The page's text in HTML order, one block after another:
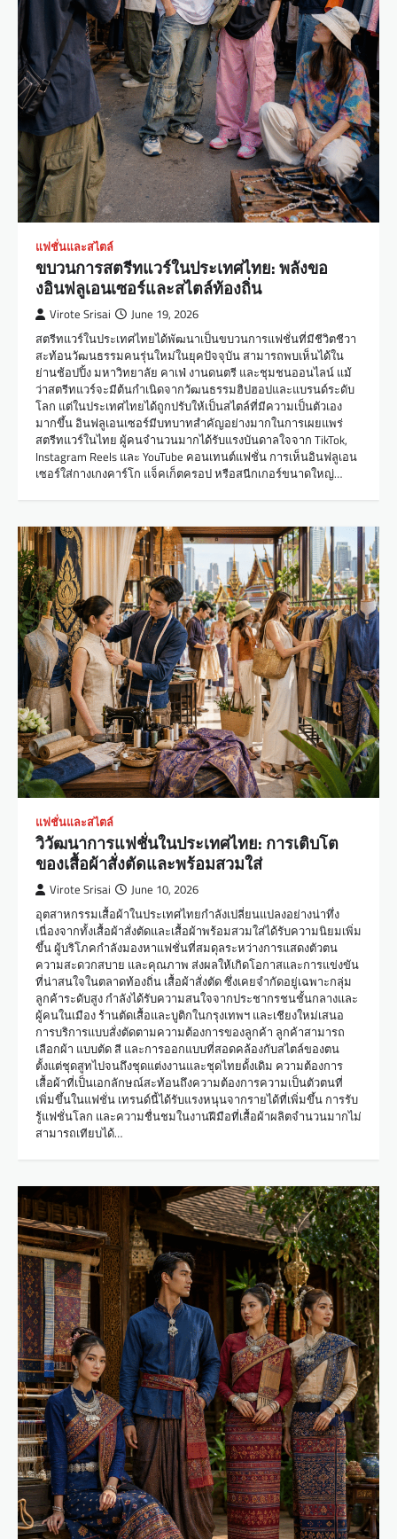
แฟชั่นและสไตล์
ขบวนการสตรีทแวร์ในประเทศไทย: พลังขอ
งอินฟลูเอนเซอร์และสไตล์ท้องถิ่น
Virote Srisai June 19, 2026
สตรีทแวร์ในประเทศไทยได้พัฒนาเป็นขบวนการแฟชั่นที่มีชีวิตชีวา
สะท้อนวัฒนธรรมคนรุ่นใหม่ในยุคปัจจุบัน สามารถพบเห็นได้ใน
ย่านช้อปปิ้ง มหาวิทยาลัย คาเฟ่ งานดนตรี และชุมชนออนไลน์ แม้
ว่าสตรีทแวร์จะมีต้นกำเนิดจากวัฒนธรรมฮิปฮอปและแบรนด์ระดับ
โลก แต่ในประเทศไทยได้ถูกปรับให้เป็นสไตล์ที่มีความเป็นตัวเอง
มากขึ้น อินฟลูเอนเซอร์มีบทบาทสำคัญอย่างมากในการเผยแพร่
สตรีทแวร์ในไทย ผู้คนจำนวนมากได้รับแรงบันดาลใจจาก TikTok,
Instagram Reels และ YouTube คอนเทนต์แฟชั่น การเห็นอินฟลูเอน
เซอร์ใส่กางเกงคาร์โก แจ็คเก็ตครอป หรือสนีกเกอร์ขนาดใหญ่…
แฟชั่นและสไตล์
วิวัฒนาการแฟชั่นในประเทศไทย: การเติบโต
ของเสื้อผ้าสั่งตัดและพร้อมสวมใส่
Virote Srisai June 10, 2026
อุตสาหกรรมเสื้อผ้าในประเทศไทยกำลังเปลี่ยนแปลงอย่างน่าทึ่ง
เนื่องจากทั้งเสื้อผ้าสั่งตัดและเสื้อผ้าพร้อมสวมใส่ได้รับความนิยมเพิ่ม
ขึ้น ผู้บริโภคกำลังมองหาแฟชั่นที่สมดุลระหว่างการแสดงตัวตน
ความสะดวกสบาย และคุณภาพ ส่งผลให้เกิดโอกาสและการแข่งขัน
ที่น่าสนใจในตลาดท้องถิ่น เสื้อผ้าสั่งตัด ซึ่งเคยจำกัดอยู่เฉพาะกลุ่ม
ลูกค้าระดับสูง กำลังได้รับความสนใจจากประชากรชนชั้นกลางและ
ผู้คนในเมือง ร้านตัดเสื้อและบูติกในกรุงเทพฯ และเชียงใหม่เสนอ
การบริการแบบสั่งตัดตามความต้องการของลูกค้า ลูกค้าสามารถ
เลือกผ้า แบบตัด สี และการออกแบบที่สอดคล้องกับสไตล์ของตน
ตั้งแต่ชุดสูทไปจนถึงชุดแต่งงานและชุดไทยดั้งเดิม ความต้องการ
เสื้อผ้าที่เป็นเอกลักษณ์สะท้อนถึงความต้องการความเป็นตัวตนที่
เพิ่มขึ้นในแฟชั่น เทรนด์นี้ได้รับแรงหนุนจากรายได้ที่เพิ่มขึ้น การรับ
รู้แฟชั่นโลก และความชื่นชมในงานฝีมือที่เสื้อผ้าผลิตจำนวนมากไม่
สามารถเทียบได้…